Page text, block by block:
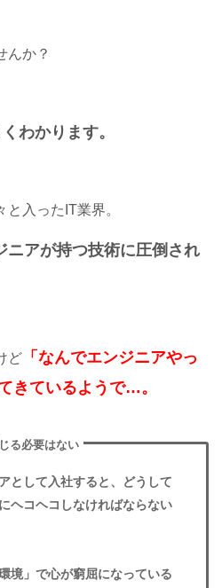
んか？
わかります。
入ったIT業界。
ニアが持つ技術に圧倒され
ど 「なんでエンジニアやっ
きているようで…。
る必要はない
として入社すると、どうして
ヘコヘコしなければならない
境」で心が窮屈になっている